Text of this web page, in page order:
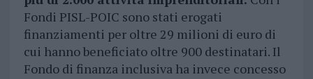
Fondi PISL-POIC sono stati erogati
finanziamenti per oltre 29 milioni di euro di
cui hanno beneficiato oltre 900 destinatari. Il
Fondo di finanza inclusiva ha invece concesso